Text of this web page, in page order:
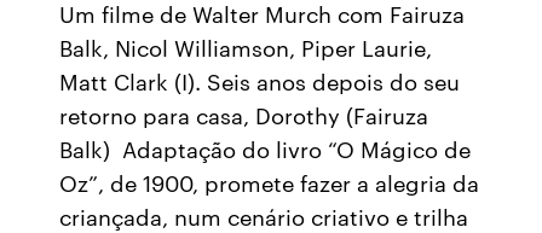
Um filme de Walter Murch com Fairuza
Balk, Nicol Williamson, Piper Laurie,
Matt Clark (I). Seis anos depois do seu
retorno para casa, Dorothy (Fairuza
Balk) Adaptação do livro “O Mágico de
Oz”, de 1900, promete fazer a alegria da
criançada, num cenário criativo e trilha